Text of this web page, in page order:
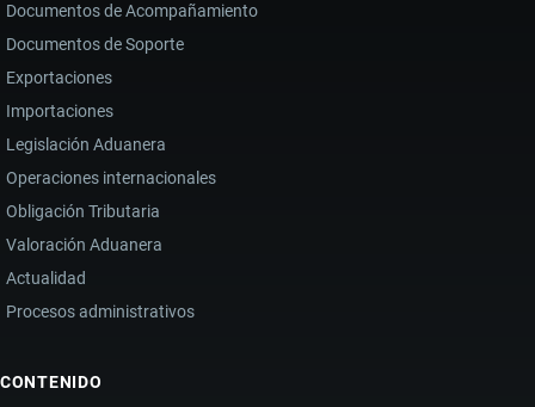
Documentos de Acompañamiento
Documentos de Soporte
Exportaciones
Importaciones
Legislación Aduanera
Operaciones internacionales
Obligación Tributaria
Valoración Aduanera
Actualidad
Procesos administrativos
CONTENIDO